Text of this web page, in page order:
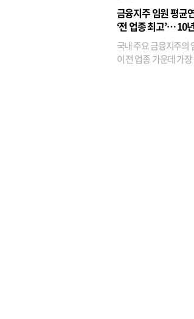
금융지주 임원 평균
‘전 업종 최고’… 10
원은 14배 껑충
국내 주요 금융지주의
이 전 업종 가운데 가